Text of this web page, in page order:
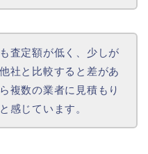
査定額が低く、少しが
社と比較すると差があ
複数の業者に見積もり
感じています。